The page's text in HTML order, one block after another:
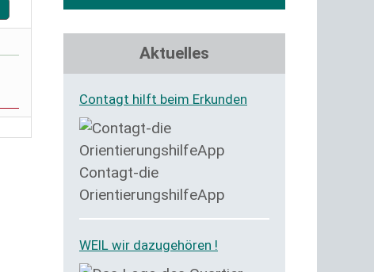
Aktuelles
Contagt hilft beim Erkunden
Contagt-die
OrientierungshilfeApp
WEIL wir dazugehören !